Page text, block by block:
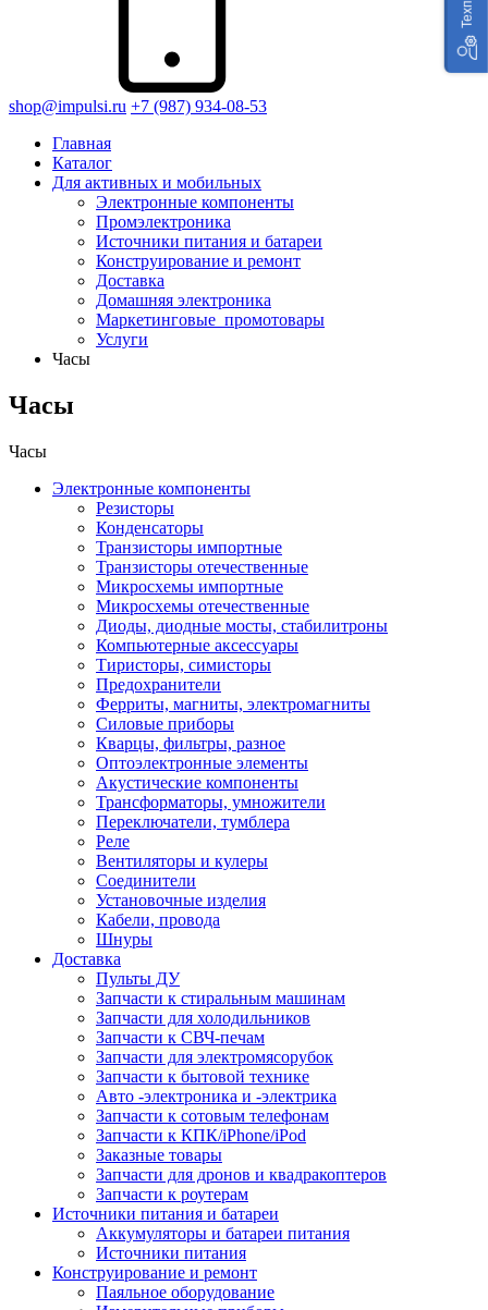
shop@impulsi.ru +7 (987) 934-08-53
Главная
Каталог
Для активных и мобильных
Электронные компоненты
Промэлектроника
Источники питания и батареи
Конструирование и ремонт
Доставка
Домашняя электроника
Маркетинговые_промотовары
Услуги
Часы
Часы
Часы
Электронные компоненты
Резисторы
Конденсаторы
Транзисторы импортные
Транзисторы отечественные
Микросхемы импортные
Микросхемы отечественные
Диоды, диодные мосты, стабилитроны
Компьютерные аксессуары
Тиристоры, симисторы
Предохранители
Ферриты, магниты, электромагниты
Силовые приборы
Кварцы, фильтры, разное
Оптоэлектронные элементы
Акустические компоненты
Трансформаторы, умножители
Переключатели, тумблера
Реле
Вентиляторы и кулеры
Соединители
Установочные изделия
Кабели, провода
Шнуры
Доставка
Пульты ДУ
Запчасти к стиральным машинам
Запчасти для холодильников
Запчасти к СВЧ-печам
Запчасти для электромясорубок
Запчасти к бытовой технике
Авто -электроника и -электрика
Запчасти к сотовым телефонам
Запчасти к КПК/iPhone/iPod
Заказные товары
Запчасти для дронов и квадракоптеров
Запчасти к роутерам
Источники питания и батареи
Аккумуляторы и батареи питания
Источники питания
Конструирование и ремонт
Паяльное оборудование